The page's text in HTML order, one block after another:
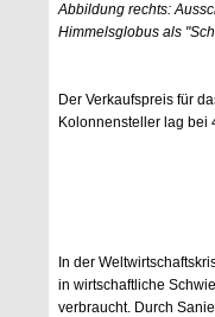
Abbildung rechts:
Himmelsglobus als
Der Verkaufspreis für
Kolonnensteller lag bei
In der
in wirtschaftliche
verbraucht. Durch